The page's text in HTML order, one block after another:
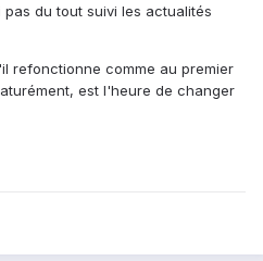
du tout suivi les actualités
refonctionne comme au premier
est l'heure de changer